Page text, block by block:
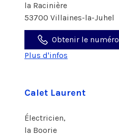
la Racinière
53700 Villaines-la-Juhel
Obtenir le numéro
Plus d'infos
Calet Laurent
Électricien,
la Boorie